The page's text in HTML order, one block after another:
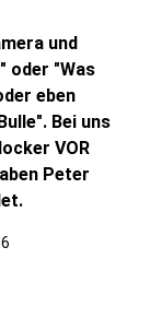
und
oder "Was
eben
Bei uns
VOR
Peter